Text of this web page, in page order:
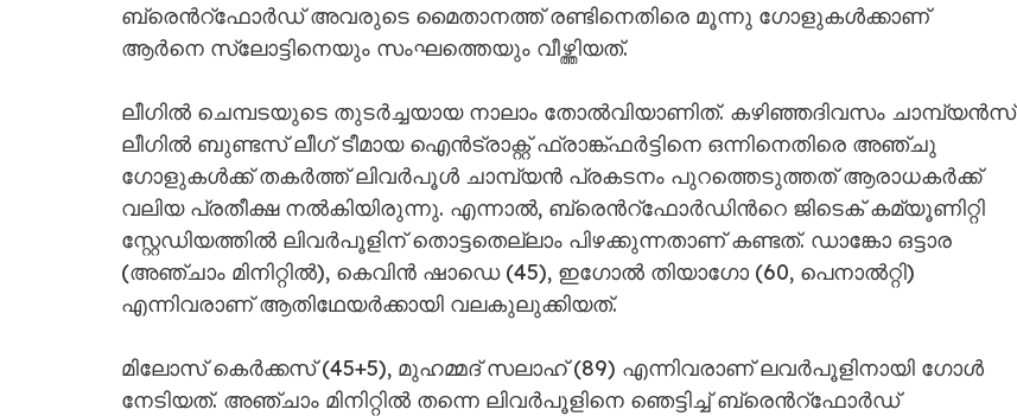
ബ്രെന്‍റ്ഫോർഡ് അവരുടെ മൈതാനത്ത് രണ്ടിനെതിരെ മൂന്നു ഗോളുകൾക്കാണ്
ആർനെ സ്ലോട്ടിനെയും സംഘത്തെയും വീഴ്ത്തിയത്.
ലീഗിൽ ചെമ്പടയുടെ തുടർച്ചയായ നാലാം തോൽവിയാണിത്. കഴിഞ്ഞദിവസം ചാമ്പ്യൻസ്
ലീഗിൽ ബുണ്ടസ് ലീഗ് ടീമായ ഐൻട്രാക്റ്റ് ഫ്രാങ്ക്ഫർട്ടിനെ ഒന്നിനെതിരെ അഞ്ചു
ഗോളുകൾക്ക് തകർത്ത് ലിവർപൂൾ ചാമ്പ്യൻ പ്രകടനം പുറത്തെടുത്തത് ആരാധകർക്ക്
വലിയ പ്രതീക്ഷ നൽകിയിരുന്നു. എന്നാൽ, ബ്രെന്‍റ്ഫോർഡിന്‍റെ ജിടെക് കമ്യൂണിറ്റി
സ്റ്റേഡിയത്തിൽ ലിവർപൂളിന് തൊട്ടതെല്ലാം പിഴക്കുന്നതാണ് കണ്ടത്. ഡാങ്കോ ഒട്ടാര
(അഞ്ചാം മിനിറ്റിൽ), കെവിൻ ഷാഡെ (45), ഇഗോൽ തിയാഗോ (60, പെനാൽറ്റി)
എന്നിവരാണ് ആതിഥേയർക്കായി വലകുലുക്കിയത്.
മിലോസ് കെർക്കസ് (45+5), മുഹമ്മദ് സലാഹ് (89) എന്നിവരാണ് ലവർപൂളിനായി ഗോൾ
നേടിയത്. അഞ്ചാം മിനിറ്റിൽ തന്നെ ലിവർപൂളിനെ ഞെട്ടിച്ച് ബ്രെന്‍റ്ഫോർഡ്